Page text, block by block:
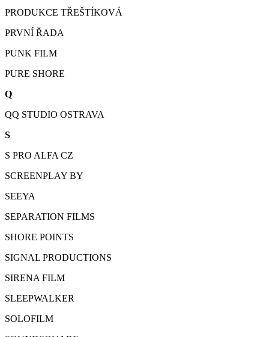
PRODUKCE TŘEŠTÍKOVÁ
PRVNÍ ŘADA
PUNK FILM
PURE SHORE
Q
QQ STUDIO OSTRAVA
S
S PRO ALFA CZ
SCREENPLAY BY
SEEYA
SEPARATION FILMS
SHORE POINTS
SIGNAL PRODUCTIONS
SIRENA FILM
SLEEPWALKER
SOLOFILM